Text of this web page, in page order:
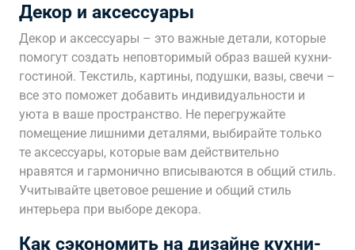
Декор и аксессуары
Декор и аксессуары – это важные детали, которые
помогут создать неповторимый образ вашей кухни-
гостиной. Текстиль, картины, подушки, вазы, свечи –
все это поможет добавить индивидуальности и
уюта в ваше пространство. Не перегружайте
помещение лишними деталями, выбирайте только
те аксессуары, которые вам действительно
нравятся и гармонично вписываются в общий стиль.
Учитывайте цветовое решение и общий стиль
интерьера при выборе декора.
Как сэкономить на дизайне кухни-